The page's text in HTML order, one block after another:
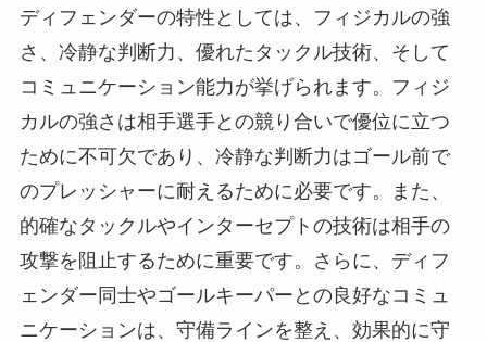
ディフェンダーの特性としては、フィジカルの強
さ、冷静な判断力、優れたタックル技術、そして
コミュニケーション能力が挙げられます。フィジ
カルの強さは相手選手との競り合いで優位に立つ
ために不可欠であり、冷静な判断力はゴール前で
のプレッシャーに耐えるために必要です。また、
的確なタックルやインターセプトの技術は相手の
攻撃を阻止するために重要です。さらに、ディフ
ェンダー同士やゴールキーパーとの良好なコミュ
ニケーションは、守備ラインを整え、効果的に守